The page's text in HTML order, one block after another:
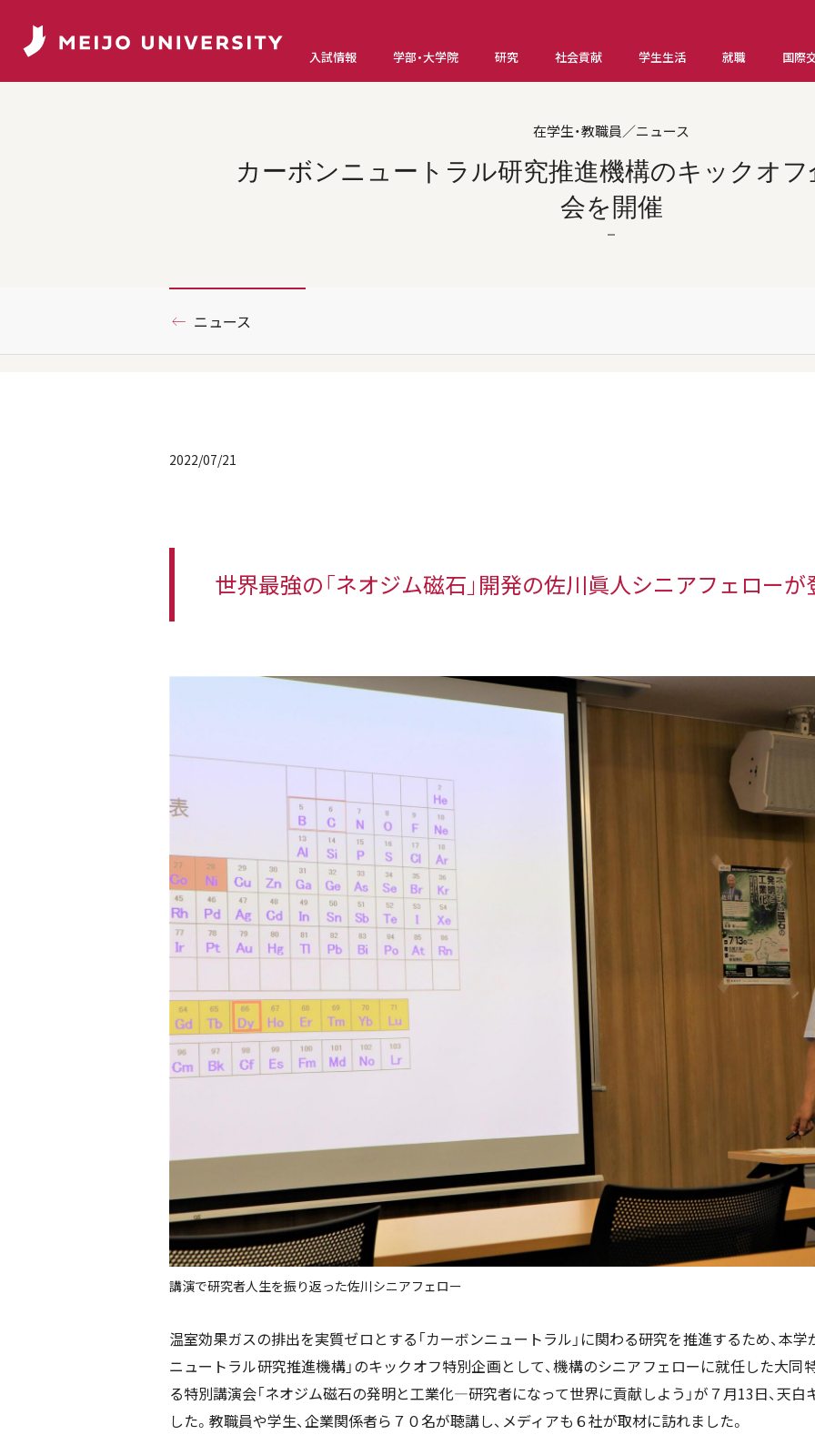
入試情報 学部・大学院 研究 社会貢献 学生生活 就職 国際
在学生・教職員／ニュース
カーボンニュートラル研究推進機構のキックオ
会を開催
ニュース
2022/07/21
世界最強の「ネオジム磁石」開発の佐川眞人シニアフェローが
講演で研究者人生を振り返った佐川シニアフェロー
温室効果ガスの排出を実質ゼロとする「カーボンニュートラル」に関わる研究を推進するため、本
ニュートラル研究推進機構」のキックオフ特別企画として、機構のシニアフェローに就任した大
る特別講演会「ネオジム磁石の発明と工業化―研究者になって世界に貢献しよう」が７月13日、天
した。教職員や学生、企業関係者ら７０名が聴講し、メディアも６社が取材に訪れました。